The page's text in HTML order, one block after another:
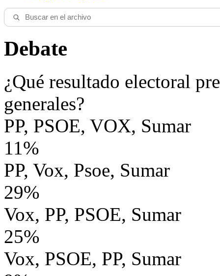
Debate
¿Qué resultado electoral
generales?
PP, PSOE, VOX, Sumar
11%
PP, Vox, Psoe, Sumar
29%
Vox, PP, PSOE, Sumar
25%
Vox, PSOE, PP, Sumar